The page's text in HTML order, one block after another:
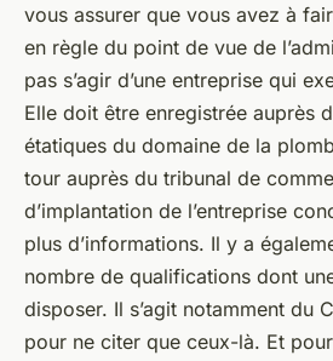
vous assurer que vous avez à
en règle du point de vue de
pas s’agir d’une entreprise qui
Elle doit être enregistrée auprès
étatiques du domaine de la
tour auprès du tribunal de
d’implantation de l’entreprise
plus d’informations. Il y a
nombre de qualifications dont
disposer. Il s’agit notamment du
pour ne citer que ceux-là. Et